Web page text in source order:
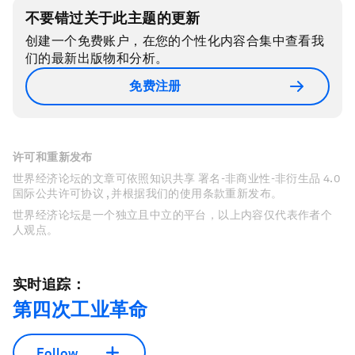
不要错过关于此主题的更新
创建一个免费账户，在您的个性化内容合集中查看我
们的最新出版物和分析。
免费注册
许可和重新发布
世界经济论坛的文章可依照知识共享 署名-非商业性-非衍生品 4.0
国际公共许可协议 , 并根据我们的使用条款重新发布。
世界经济论坛是一个独立且中立的平台，以上内容仅代表作者个
人观点。
实时追踪：
第四次工业革命